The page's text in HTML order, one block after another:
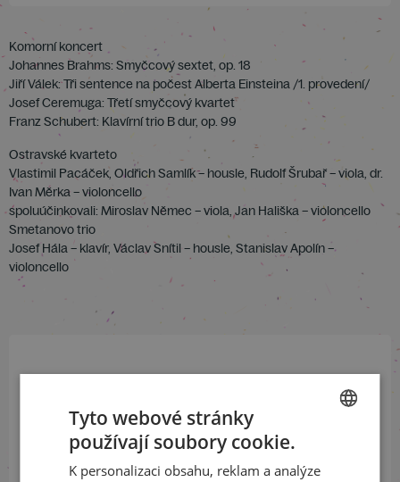
Komorní koncert
Johannes Brahms: Smyčcový sextet, op. 18
Jiří Válek: Tři sentence na počest Alberta Einsteina /1. provedení/
Josef Ceremuga: Třetí smyčcový kvartet
Franz Schubert: Klavírní trio B dur, op. 99
Ostravské kvarteto
Vlastimil Pacáček, Oldřich Samlík – housle, Rudolf Šrubař – viola, dr.
Ivan Měrka – violoncello
spoluúčinkovali: Miroslav Němec – viola, Jan Hališka – violoncello
Smetanovo trio
Josef Hála – klavír, Václav Snítil – housle, Stanislav Apolín –
violoncello
ODEBÍRAT NEWSLETTER
ENGLISH
Tyto webové stránky
používají soubory cookie.
K personalizaci obsahu, reklam a analýze